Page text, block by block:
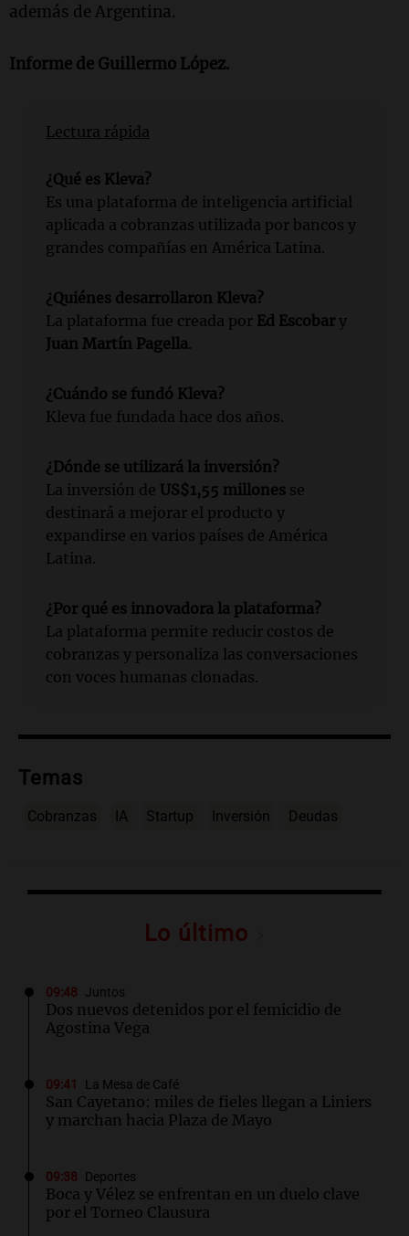
además de Argentina.
Informe de Guillermo López.
Lectura rápida
¿Qué es Kleva?
Es una plataforma de inteligencia artificial
aplicada a cobranzas utilizada por bancos y
grandes compañías en América Latina.
¿Quiénes desarrollaron Kleva?
La plataforma fue creada por Ed Escobar y
Juan Martín Pagella.
¿Cuándo se fundó Kleva?
Kleva fue fundada hace dos años.
¿Dónde se utilizará la inversión?
La inversión de US$1,55 millones se
destinará a mejorar el producto y
expandirse en varios países de América
Latina.
¿Por qué es innovadora la plataforma?
La plataforma permite reducir costos de
cobranzas y personaliza las conversaciones
con voces humanas clonadas.
Temas
Cobranzas IA Startup Inversión Deudas
Lo último
09:48 Juntos
Dos nuevos detenidos por el femicidio de
Agostina Vega
09:41 La Mesa de Café
San Cayetano: miles de fieles llegan a Liniers
y marchan hacia Plaza de Mayo
09:38 Deportes
Boca y Vélez se enfrentan en un duelo clave
por el Torneo Clausura